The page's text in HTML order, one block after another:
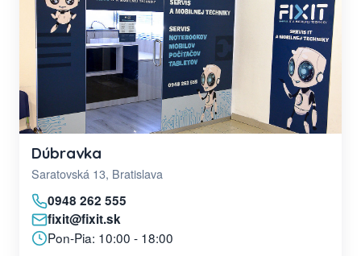
Dúbravka
Saratovská 13, Bratislava
0948 262 555
fixit@fixit.sk
Pon-Pia: 10:00 - 18:00